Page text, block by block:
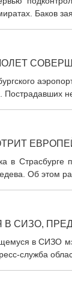
Баков
в
Об этом
В СИЗО,
в СИЗО
служба